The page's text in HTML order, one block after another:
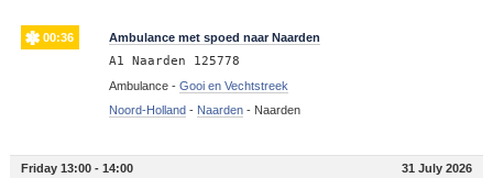
00:36 Ambulance met spoed naar Naarden
A1 Naarden 125778
Ambulance - Gooi en Vechtstreek
Noord-Holland- Naarden- Naarden
Friday 13:00 - 14:00 31 July 2026